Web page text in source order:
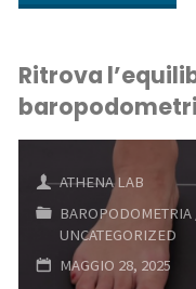
e
Ritrova
ATHENA LAB
BAROPODOMETRIA
UNCATEGORIZED
MAGGIO 28, 2025